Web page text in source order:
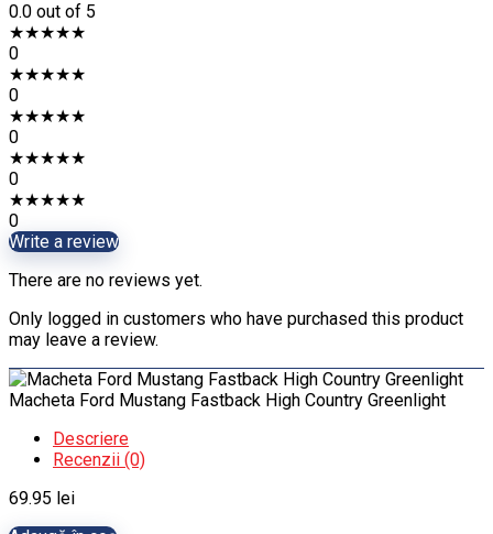
0.0 out of 5
★★★★★
0
★★★★★
0
★★★★★
0
★★★★★
0
★★★★★
0
Write a review
There are no reviews yet.
Only logged in customers who have purchased this product
may leave a review.
Macheta Ford Mustang Fastback High Country Greenlight
Descriere
Recenzii (0)
69.95 lei